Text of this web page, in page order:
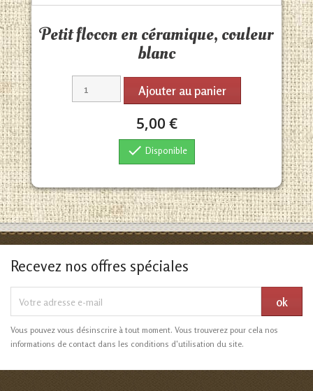
Petit flocon en céramique, couleur
blanc
Ajouter au panier
5,00 €
 Disponible
Recevez nos offres spéciales
Vous pouvez vous désinscrire à tout moment. Vous trouverez pour cela nos
informations de contact dans les conditions d'utilisation du site.